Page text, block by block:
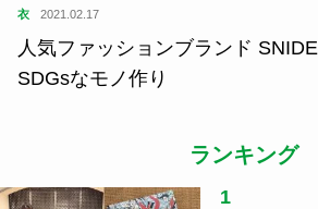
衣 2021.02.17
人気ファッションブランド
SDGsなモノ作り
ランキング
1